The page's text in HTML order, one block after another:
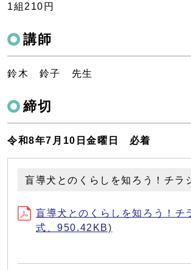
1組210円
講師
鈴木 鈴子 先生
締切
令和8年7月10日金曜日 必着
盲導犬とのくらしを知ろう！チラ
盲導犬とのくらしを知ろう！チ
式、950.42KB)